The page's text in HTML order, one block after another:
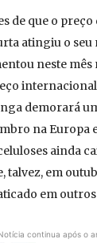
de que o preço
atingiu o
neste mês
demorará
na Europa
ainda
talvez, em
em
continua após o